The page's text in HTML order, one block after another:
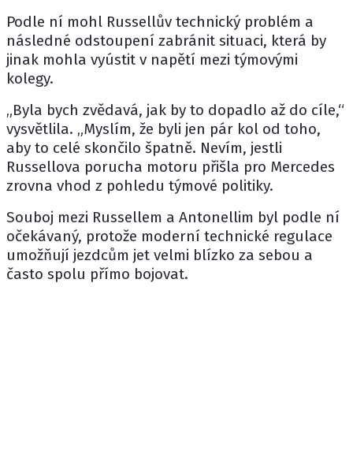
Podle ní mohl Russellův technický problém a
následné odstoupení zabránit situaci, která by
jinak mohla vyústit v napětí mezi týmovými
kolegy.
„Byla bych zvědavá, jak by to dopadlo až do cíle,“
vysvětlila. „Myslím, že byli jen pár kol od toho,
aby to celé skončilo špatně. Nevím, jestli
Russellova porucha motoru přišla pro Mercedes
zrovna vhod z pohledu týmové politiky.
Souboj mezi Russellem a Antonellim byl podle ní
očekávaný, protože moderní technické regulace
umožňují jezdcům jet velmi blízko za sebou a
často spolu přímo bojovat.